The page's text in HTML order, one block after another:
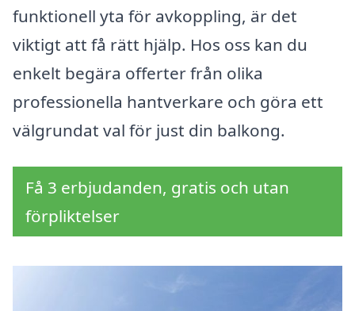
funktionell yta för avkoppling, är det
viktigt att få rätt hjälp. Hos oss kan du
enkelt begära offerter från olika
professionella hantverkare och göra ett
välgrundat val för just din balkong.
Få 3 erbjudanden, gratis och utan
förpliktelser